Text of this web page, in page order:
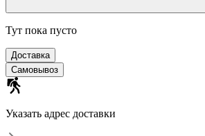
Тут пока пусто
Доставка
Самовывоз
Указать адрес доставки